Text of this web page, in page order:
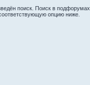
поиск. Поиск в подфорумах
опцию ниже.